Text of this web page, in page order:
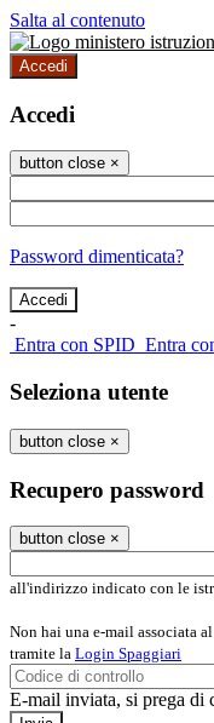
Salta al contenuto
Accedi
Accedi
button close ×
Password dimenticata?
-
Entra con SPID Entra
Seleziona utente
button close ×
Recupero password
button close ×
all'indirizzo indicato con le
Non hai una e-mail associata
tramite la Login Spaggiari
E-mail inviata, si prega di